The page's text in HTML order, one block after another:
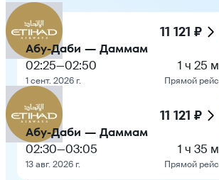
11 121 ₽
Абу-Даби — Даммам
02:25—02:50
1 сент. 2026 г.
1 ч 25 м
Прямой рейс
11 121 ₽
Абу-Даби — Даммам
02:30—03:05
13 авг. 2026 г.
1 ч 35 м
Прямой рейс